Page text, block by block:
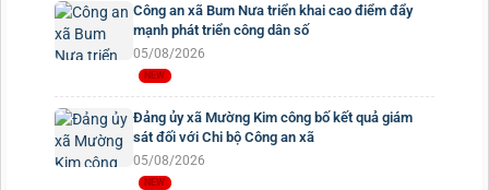
Công an xã Bum Nưa triển khai cao điểm đẩy
mạnh phát triển công dân số
05/08/2026
Đảng ủy xã Mường Kim công bố kết quả giám
sát đối với Chi bộ Công an xã
05/08/2026